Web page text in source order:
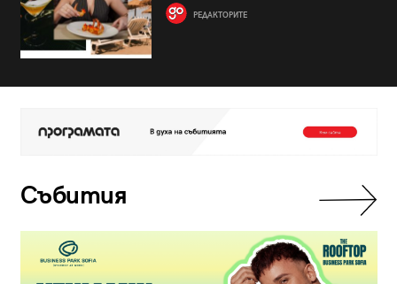
РЕДАКТОРИТЕ
Събития